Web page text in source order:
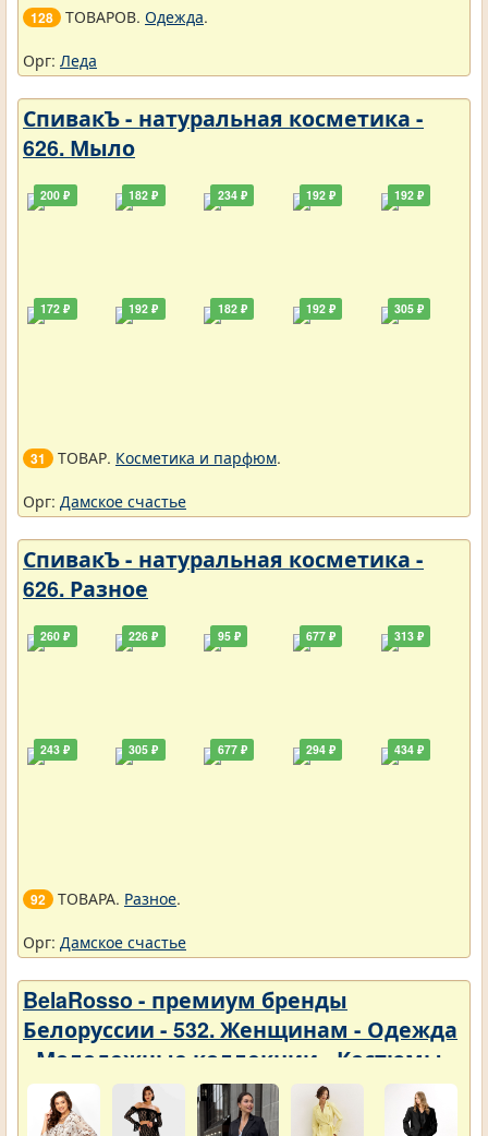
128 ТОВАРОВ. Одежда.
Орг: Леда
СпивакЪ - натуральная косметика -
626. Мыло
200 ₽
172 ₽
182 ₽
192 ₽
234 ₽
182 ₽
192 ₽
192 ₽
192 ₽
305 ₽
31 ТОВАР. Косметика и парфюм.
Орг: Дамское счастье
СпивакЪ - натуральная косметика -
626. Разное
260 ₽
243 ₽
226 ₽
305 ₽
95 ₽
677 ₽
677 ₽
294 ₽
313 ₽
434 ₽
92 ТОВАРА. Разное.
Орг: Дамское счастье
BelaRosso - премиум бренды
Белоруссии - 532. Женщинам - Одежда
- Молодежные коллекции - Костюмы